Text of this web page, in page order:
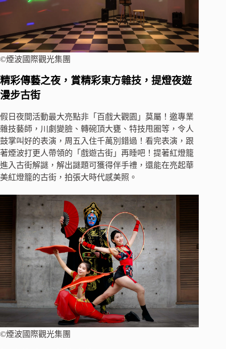
©煙波國際觀光集團
精彩傳藝之夜，賞精彩東方雜技，提燈夜遊
漫步古街
假日夜間活動最大亮點非「百戲大觀園」莫屬！邀專業
雜技藝師，川劇變臉、轉碗頂大甕、特技甩圈等，令人
鼓掌叫好的表演，周五入住千萬別錯過！看完表演，跟
著煙波打更人帶領的「戲遊古街」再睡吧！提著紅燈籠
進入古街解謎，解出謎題可獲得伴手禮，還能在亮起華
美紅燈籠的古街，拍張大時代感美照。
©煙波國際觀光集團